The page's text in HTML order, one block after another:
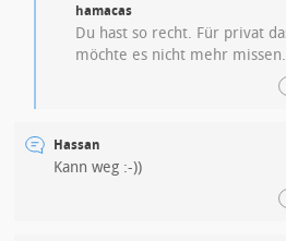
hamacas
Du hast so recht. Für privat
möchte es nicht mehr missen.
Hassan
Kann weg :-))